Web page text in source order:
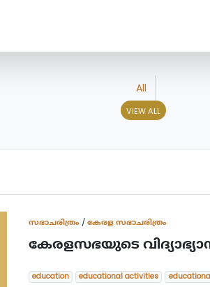
All
VIEW ALL
സഭാചരിത്രം /കേരള സഭാചരിത്രം
കേരളസഭയുടെ
education educational activities